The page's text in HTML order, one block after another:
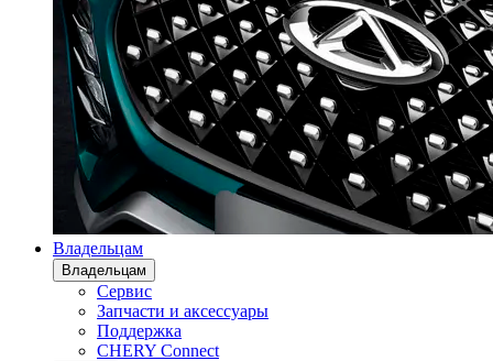
Владельцам
Владельцам
Сервис
Запчасти и аксессуары
Поддержка
CHERY Connect